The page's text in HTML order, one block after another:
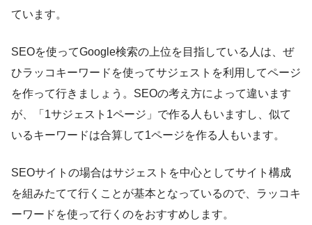
ています。
SEOを使ってGoogle検索の上位を目指している人は、ぜ
ひラッコキーワードを使ってサジェストを利用してページ
を作って行きましょう。SEOの考え方によって違います
が、「1サジェスト1ページ」で作る人もいますし、似て
いるキーワードは合算して1ページを作る人もいます。
SEOサイトの場合はサジェストを中心としてサイト構成
を組みたてて行くことが基本となっているので、ラッコキ
ーワードを使って行くのをおすすめします。